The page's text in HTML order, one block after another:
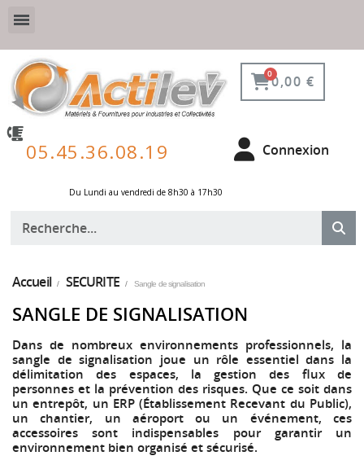
0,00 €
05.45.36.08.19 Connexion
Du Lundi au vendredi de 8h30 à 17h30 ​
Accueil SECURITE Sangle de signalisation
SANGLE DE SIGNALISATION
Dans de nombreux environnements professionnels, la
sangle de signalisation joue un rôle essentiel dans la
délimitation des espaces, la gestion des flux de
personnes et la prévention des risques. Que ce soit dans
un entrepôt, un ERP (Établissement Recevant du Public),
un chantier, un aéroport ou un événement, ces
accessoires sont indispensables pour garantir un
environnement bien organisé et sécurisé.